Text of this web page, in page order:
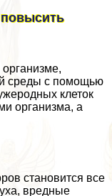
среды с помощью
клеток
организма, а
становится все
вредные